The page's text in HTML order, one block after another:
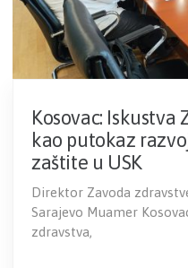
Kosovac: Iskustva
kao putokaz
zaštite u USK
Direktor Zavoda
Sarajevo Muamer
zdravstva,